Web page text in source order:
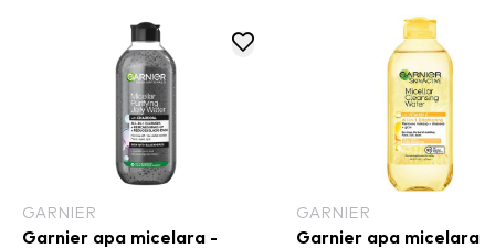
GARNIER
Garnier apa micelara -
GARNIER
Garnier apa micelara -